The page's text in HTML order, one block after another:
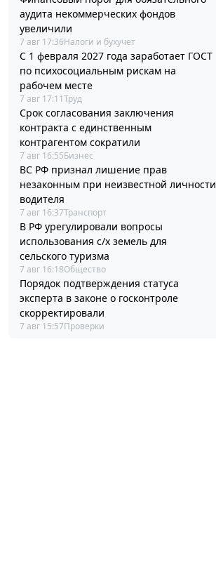
аудита некоммерческих фондов
увеличили
7 авг 17:36Налоги и бухучет
С 1 февраля 2027 года заработает ГОСТ
по психосоциальным рискам на
рабочем месте
7 авг 17:11Труд
Срок согласования заключения
контракта с единственным
контрагентом сократили
7 авг 16:55Бизнес
ВС РФ признал лишение прав
незаконным при неизвестной личности
водителя
7 авг 16:37Транспорт
В РФ урегулировали вопросы
использования с/х земель для
сельского туризма
7 авг 16:18Общество
Порядок подтверждения статуса
эксперта в законе о госконтроле
скорректировали
7 авг 15:57Проверки